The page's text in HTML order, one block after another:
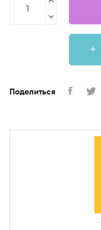
Поделиться